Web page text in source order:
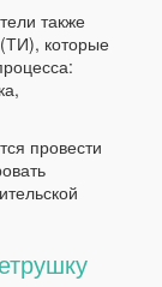
также
(ТИ), которые
провести